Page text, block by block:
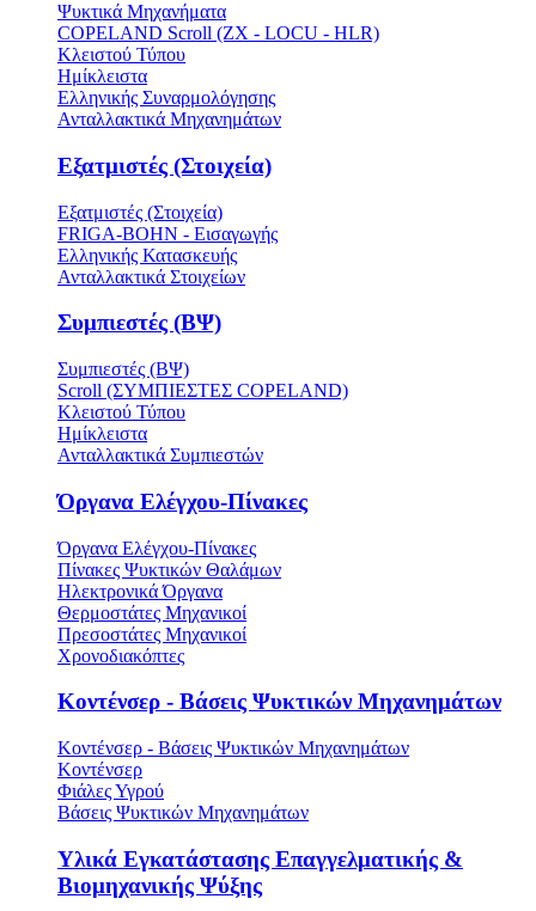
Ψυκτικά Μηχανήματα
COPELAND Scroll (ZX - LOCU - HLR)
Κλειστού Τύπου
Ημίκλειστα
Ελληνικής Συναρμολόγησης
Ανταλλακτικά Μηχανημάτων
Εξατμιστές (Στοιχεία)
Εξατμιστές (Στοιχεία)
FRIGA-BOHN - Εισαγωγής
Ελληνικής Κατασκευής
Ανταλλακτικά Στοιχείων
Συμπιεστές (ΒΨ)
Συμπιεστές (ΒΨ)
Scroll (ΣΥΜΠΙΕΣΤΕΣ COPELAND)
Κλειστού Τύπου
Ημίκλειστα
Ανταλλακτικά Συμπιεστών
Όργανα Ελέγχου-Πίνακες
Όργανα Ελέγχου-Πίνακες
Πίνακες Ψυκτικών Θαλάμων
Ηλεκτρονικά Όργανα
Θερμοστάτες Μηχανικοί
Πρεσοστάτες Μηχανικοί
Χρονοδιακόπτες
Κοντένσερ - Βάσεις Ψυκτικών Μηχανημάτων
Κοντένσερ - Βάσεις Ψυκτικών Μηχανημάτων
Κοντένσερ
Φιάλες Υγρού
Βάσεις Ψυκτικών Μηχανημάτων
Υλικά Εγκατάστασης Επαγγελματικής &
Βιομηχανικής Ψύξης